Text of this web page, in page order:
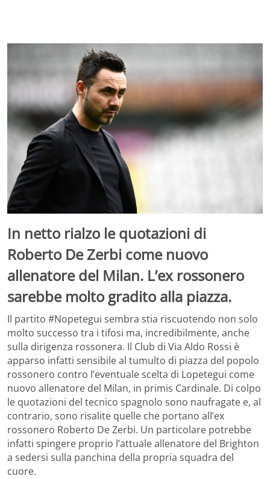
In netto rialzo le quotazioni di
Roberto De Zerbi come nuovo
allenatore del Milan. L’ex rossonero
sarebbe molto gradito alla piazza.
Il partito #Nopetegui sembra stia riscuotendo non solo
molto successo tra i tifosi ma, incredibilmente, anche
sulla dirigenza rossonera. Il Club di Via Aldo Rossi è
apparso infatti sensibile al tumulto di piazza del popolo
rossonero contro l’eventuale scelta di Lopetegui come
nuovo allenatore del Milan, in primis Cardinale. Di colpo
le quotazioni del tecnico spagnolo sono naufragate e, al
contrario, sono risalite quelle che portano all’ex
rossonero Roberto De Zerbi. Un particolare potrebbe
infatti spingere proprio l’attuale allenatore del Brighton
a sedersi sulla panchina della propria squadra del
cuore.